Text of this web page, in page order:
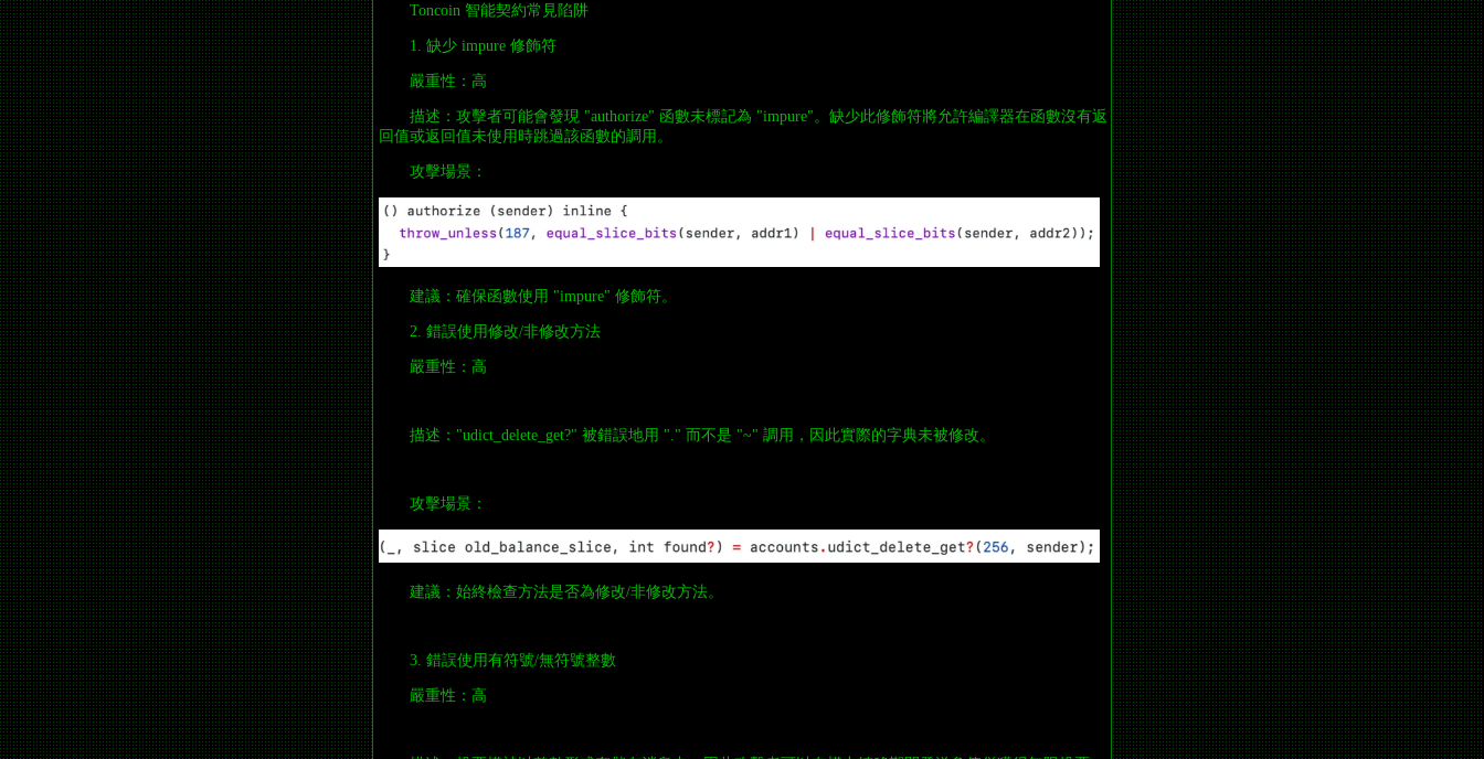
Toncoin 智能契約常見陷阱
1. 缺少 impure 修飾符
嚴重性：高
描述：攻擊者可能會發現 "authorize" 函數未標記為 "impure"。缺少此修飾符將允許編譯器在函數沒有返
回值或返回值未使用時跳過該函數的調用。
攻擊場景：
建議：確保函數使用 "impure" 修飾符。
2. 錯誤使用修改/非修改方法
嚴重性：高
描述："udict_delete_get?" 被錯誤地用 "." 而不是 "~" 調用，因此實際的字典未被修改。
攻擊場景：
建議：始終檢查方法是否為修改/非修改方法。
3. 錯誤使用有符號/無符號整數
嚴重性：高